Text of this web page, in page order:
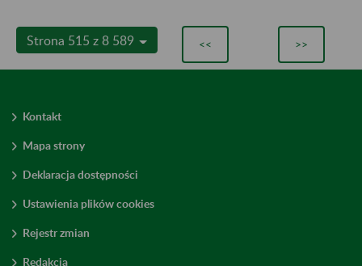
Strona 515 z 8 589 << >>
Kontakt
Mapa strony
Deklaracja dostępności
Ustawienia plików cookies
Rejestr zmian
Redakcja